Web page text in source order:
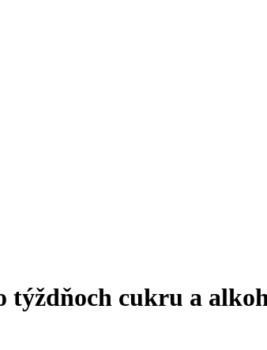
týždňoch cukru a